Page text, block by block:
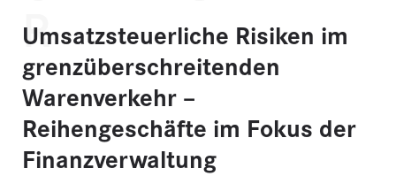
R
Umsatzsteuerliche Risiken im
grenzüberschreitenden
Warenverkehr –
Reihengeschäfte im Fokus der
Finanzverwaltung